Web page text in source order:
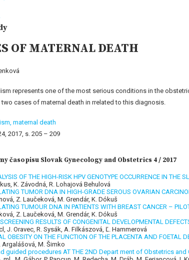
OF MATERNAL DEATH
represents one of the most serious conditions in the
cases of maternal death in rrelated to this diagnosis.
maternal death
2017, s. 205 – 209
časopisu Slovak Gynecology and Obstetrics 4 / 2017
OF THE HIGH-RISK HPV GENOTYPE OCCURRENCE IN THE
K. Závodná, R. Lohajová Behulová
TUMOR DNA IN HIGH-GRADE SEROUS OVARIAN
Z. Laučeková, M. Grendár, K. Dókuš
TUMOUR DNA IN PATIENTS WITH BREAST CANCER –
Z. Laučeková, M. Grendár, K. Dókuš
RESULTS OF CONGENITAL DEVELOPMENTAL
J. Oravec, R. Sysák, A. Filkászová, Ľ. Hammerová
OBESITY ON THE FUNCTION OF THE PLACENTA AND FOETAL
Argalášová, M. Šimko
guided procedures AT THE 2ND Depart ment of Obstetrics and